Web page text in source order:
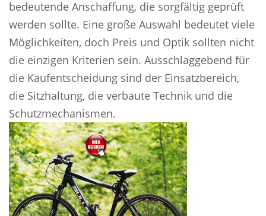
bedeutende Anschaffung, die sorgfältig geprüft
werden sollte. Eine große Auswahl bedeutet viele
Möglichkeiten, doch Preis und Optik sollten nicht
die einzigen Kriterien sein. Ausschlaggebend für
die Kaufentscheidung sind der Einsatzbereich,
die Sitzhaltung, die verbaute Technik und die
Schutzmechanismen.